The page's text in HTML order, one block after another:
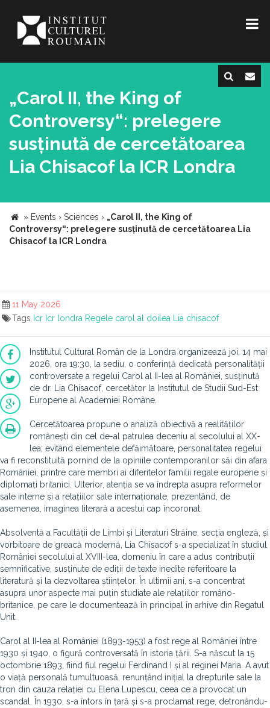
„Carol II, the King of
Controversy“: prelegere
susținută de cercetătoarea
Lia Chisacof la ICR Londra
» Events › Sciences › „Carol II, the King of
Controversy“: prelegere susținută de cercetătoarea Lia
Chisacof la ICR Londra
11 May 2026
Tags Icr Icr londra Regele carol al doilea Lia chisacof
Institutul Cultural Român de la Londra organizează joi, 14 mai
2026, ora 19:30, la sediu, o conferință dedicată personalității
controversate a regelui Carol al II-lea al României, susținută
de dr. Lia Chisacof, cercetător la Institutul de Studii Sud-Est
Europene al Academiei Române.
Cercetătoarea propune o analiză obiectivă a realităților
românești din cel de-al patrulea deceniu al secolului al XX-
lea; evitând elementele defăimătoare, personalitatea regelui
va fi reconstituită pornind de la opiniile contemporanilor săi din afara
României, printre care membri ai diferitelor familii regale europene și
diplomați britanici. Ulterior, atenția se va îndrepta asupra reformelor
sale interne și a relațiilor sale internaționale, prezentând, de
asemenea, imaginea literară a acestui cap încoronat.
Absolventă a Facultății de Limbi și Literaturi Străine, secția engleză, și
vorbitoare de greacă modernă, Lia Chisacof s-a specializat în studiul
României secolului al XVIII-lea, domeniu în care a adus contribuții
semnificative, susținute de ediții de texte inedite referitoare la
literatură și la dezvoltarea științelor. În ultimii ani, s-a concentrat
asupra unor aspecte mai puțin studiate ale relațiilor româno-
britanice, pe care le documentează în principal în arhive din Regatul
Unit.
Carol al II-lea al României (1893-1953) a fost rege al României între
1930 și 1940, o figură controversată în istoria țării. S-a născut la 15
octombrie 1893, fiind fiul regelui Ferdinand I și al reginei Maria. A avut
o viață personală tumultuoasă, renunțând inițial la drepturile sale la
tron din cauza relației cu Elena Lupescu, ceea ce a provocat un
scandal. În 1930, s-a întors în țară și s-a proclamat rege, detronându-